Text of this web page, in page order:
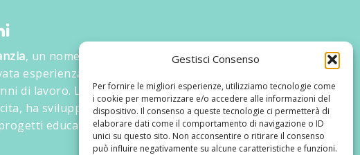
Gestisci Consenso
Per fornire le migliori esperienze, utilizziamo tecnologie come
i cookie per memorizzare e/o accedere alle informazioni del
dispositivo. Il consenso a queste tecnologie ci permetterà di
elaborare dati come il comportamento di navigazione o ID
unici su questo sito. Non acconsentire o ritirare il consenso
può influire negativamente su alcune caratteristiche e funzioni.
, un nome ed un progetto che nasce prima di
esperienza maturata sul campo dal suo
di lavoro. La didattica rivolta al bambino nei suoi
ha sviluppato tematiche mirate, aggiornandone
educativi.